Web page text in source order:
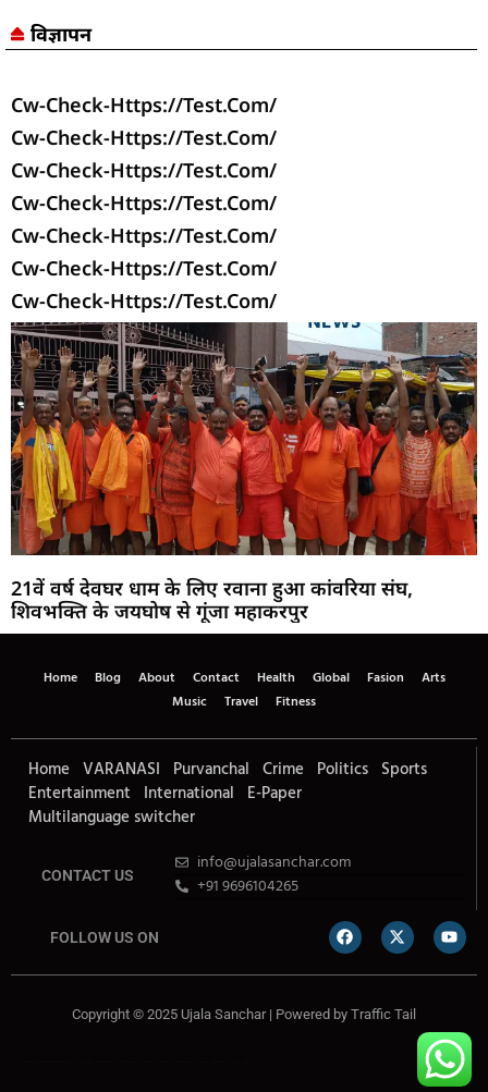
विज्ञापन
Cw-Check-Https://test.com/
Cw-Check-Https://test.com/
Cw-Check-Https://test.com/
Cw-Check-Https://test.com/
Cw-Check-Https://test.com/
Cw-Check-Https://test.com/
Cw-Check-Https://test.com/
21वें वर्ष देवघर धाम के लिए रवाना हुआ कांवरिया संघ,
शिवभक्ति के जयघोष से गूंजा महाकरपुर
Home Blog About Contact Health Global Fasion
Arts
Music
Travel Fitness
Home VARANASI Purvanchal Crime Politics Sports
Entertainment International E-Paper
Multilanguage switcher
CONTACT US
info@ujalasanchar.com
+91 9696104265
FOLLOW US ON
Copyright © 2025 Ujala Sanchar | Powered by Traffic Tail